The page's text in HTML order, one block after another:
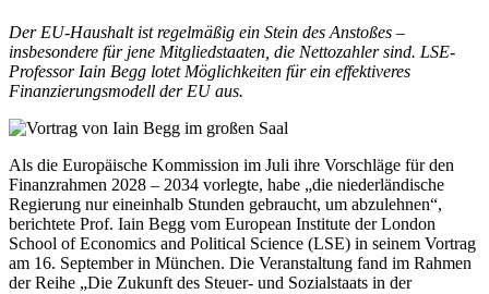
Der EU-Haushalt ist regelmäßig ein Stein des Anstoßes –
insbesondere für jene Mitgliedstaaten, die Nettozahler sind. LSE-
Professor Iain Begg lotet Möglichkeiten für ein effektiveres
Finanzierungsmodell der EU aus.
Als die Europäische Kommission im Juli ihre Vorschläge für den
Finanzrahmen 2028 – 2034 vorlegte, habe „die niederländische
Regierung nur eineinhalb Stunden gebraucht, um abzulehnen“,
berichtete Prof. Iain Begg vom European Institute der London
School of Economics and Political Science (LSE) in seinem Vortrag
am 16. September in München. Die Veranstaltung fand im Rahmen
der Reihe „Die Zukunft des Steuer- und Sozialstaats in der